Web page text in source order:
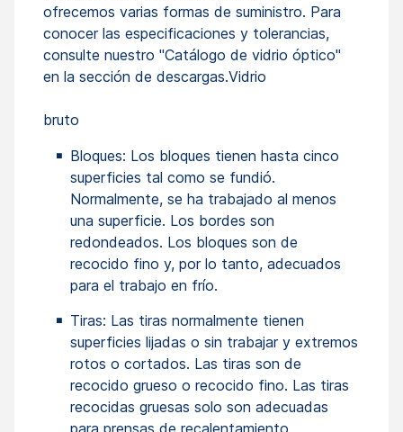
ofrecemos varias formas de suministro. Para
conocer las especificaciones y tolerancias,
consulte nuestro "Catálogo de vidrio óptico"
en la sección de descargas.Vidrio
bruto
Bloques: Los bloques tienen hasta cinco
superficies tal como se fundió.
Normalmente, se ha trabajado al menos
una superficie. Los bordes son
redondeados. Los bloques son de
recocido fino y, por lo tanto, adecuados
para el trabajo en frío.
Tiras: Las tiras normalmente tienen
superficies lijadas o sin trabajar y extremos
rotos o cortados. Las tiras son de
recocido grueso o recocido fino. Las tiras
recocidas gruesas solo son adecuadas
para prensas de recalentamiento